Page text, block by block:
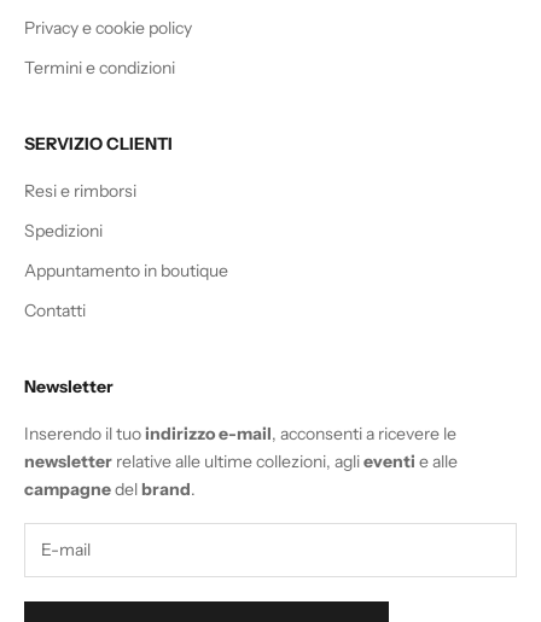
Privacy e cookie policy
Termini e condizioni
SERVIZIO CLIENTI
Resi e rimborsi
Spedizioni
Appuntamento in boutique
Contatti
Newsletter
Inserendo il tuoindirizzo e-mail, acconsenti a ricevere le
newsletter relative alle ultime collezioni, aglieventi e alle
campagnedelbrand.